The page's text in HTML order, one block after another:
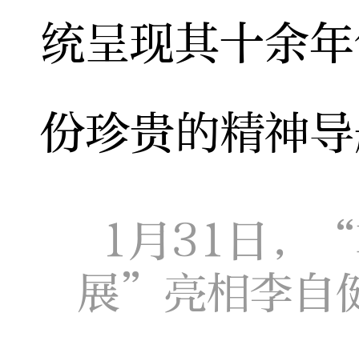
统呈现其十余
份珍贵的精神
1月31日，
展”亮相李自